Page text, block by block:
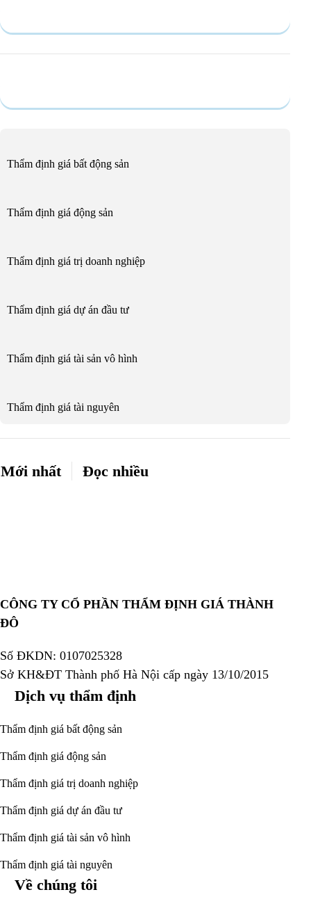
Thẩm định giá bất động sản
Thẩm định giá động sản
Thẩm định giá trị doanh nghiệp
Thẩm định giá dự án đầu tư
Thẩm định giá tài sản vô hình
Thẩm định giá tài nguyên
Mới nhất Đọc nhiều
CÔNG TY CỔ PHẦN THẨM ĐỊNH GIÁ THÀNH
ĐÔ
Số ĐKDN: 0107025328
Sở KH&ĐT Thành phố Hà Nội cấp ngày 13/10/2015
Dịch vụ thẩm định
Thẩm định giá bất động sản
Thẩm định giá động sản
Thẩm định giá trị doanh nghiệp
Thẩm định giá dự án đầu tư
Thẩm định giá tài sản vô hình
Thẩm định giá tài nguyên
Về chúng tôi